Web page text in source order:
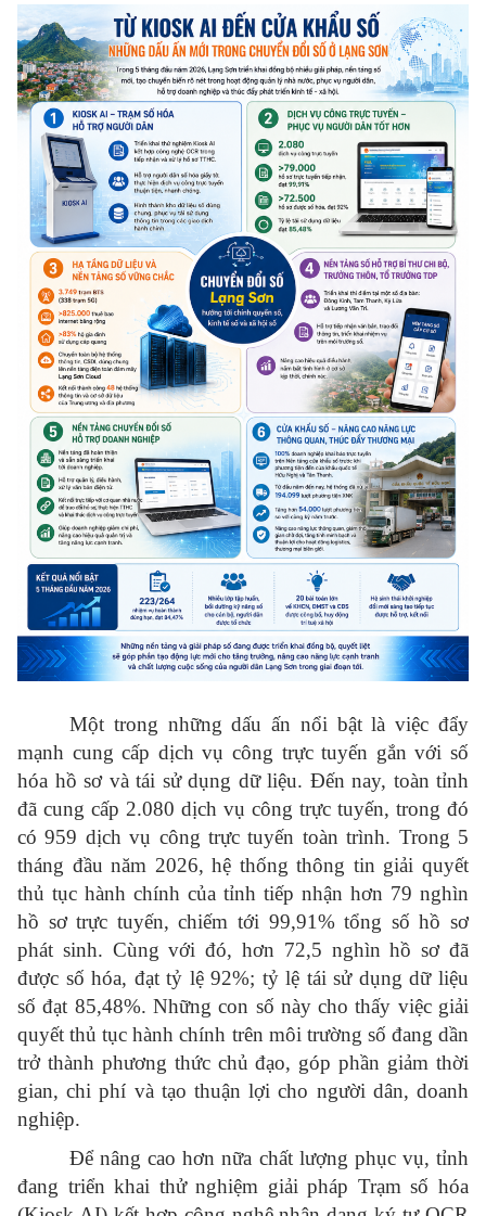
Một trong những dấu ấn nổi bật là việc đẩy
mạnh cung cấp dịch vụ công trực tuyến gắn với số
hóa hồ sơ và tái sử dụng dữ liệu. Đến nay, toàn tỉnh
đã cung cấp 2.080 dịch vụ công trực tuyến, trong đó
có 959 dịch vụ công trực tuyến toàn trình. Trong 5
tháng đầu năm 2026, hệ thống thông tin giải quyết
thủ tục hành chính của tỉnh tiếp nhận hơn 79 nghìn
hồ sơ trực tuyến, chiếm tới 99,91% tổng số hồ sơ
phát sinh. Cùng với đó, hơn 72,5 nghìn hồ sơ đã
được số hóa, đạt tỷ lệ 92%; tỷ lệ tái sử dụng dữ liệu
số đạt 85,48%. Những con số này cho thấy việc giải
quyết thủ tục hành chính trên môi trường số đang dần
trở thành phương thức chủ đạo, góp phần giảm thời
gian, chi phí và tạo thuận lợi cho người dân, doanh
nghiệp.
Để nâng cao hơn nữa chất lượng phục vụ, tỉnh
đang triển khai thử nghiệm giải pháp Trạm số hóa